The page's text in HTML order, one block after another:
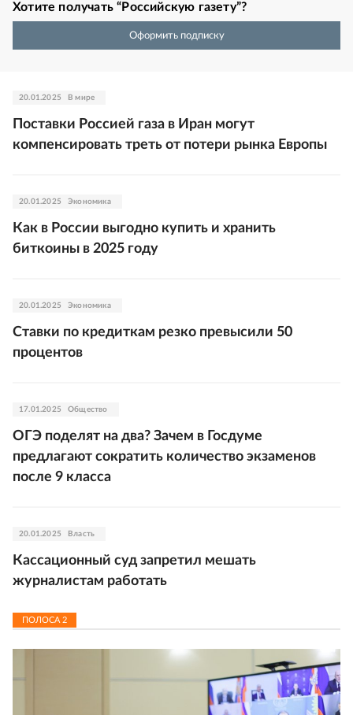
Хотите получать “Российскую газету”?
Оформить подписку
20.01.2025 В мире
Поставки Россией газа в Иран могут
компенсировать треть от потери рынка Европы
20.01.2025 Экономика
Как в России выгодно купить и хранить
биткоины в 2025 году
20.01.2025 Экономика
Ставки по кредиткам резко превысили 50
процентов
17.01.2025 Общество
ОГЭ поделят на два? Зачем в Госдуме
предлагают сократить количество экзаменов
после 9 класса
20.01.2025 Власть
Кассационный суд запретил мешать
журналистам работать
ПОЛОСА2